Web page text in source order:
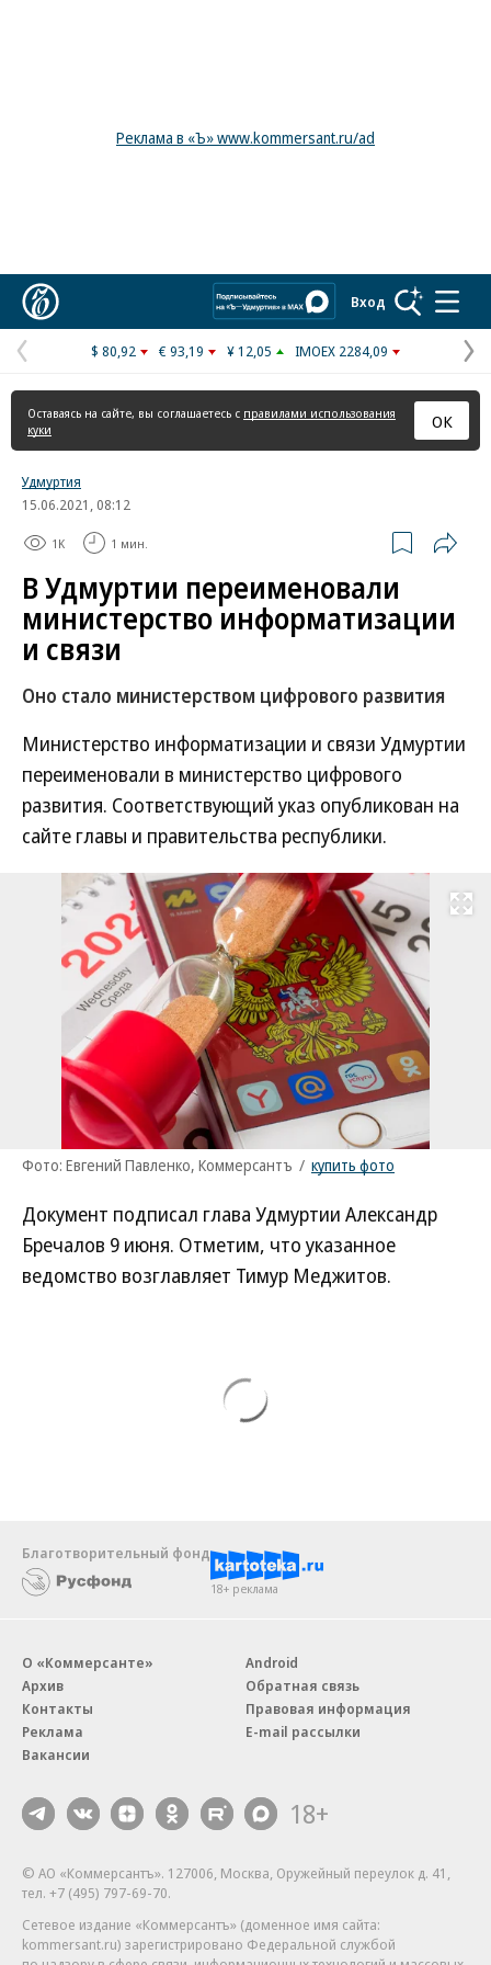
Реклама в «Ъ» www.kommersant.ru/ad
Вход
Предыдущая
страница
$ 80,92 € 93,19 ¥ 12,05 IMOEX 2284,09
Оставаясь на сайте, вы соглашаетесь с правилами использования
куки
ОК
Удмуртия
15.06.2021, 08:12
1K 1 мин.
В Удмуртии переименовали
министерство информатизации
и связи
Оно стало министерством цифрового развития
Министерство информатизации и связи Удмуртии
переименовали в министерство цифрового
развития. Соответствующий указ опубликован на
сайте главы и правительства республики.
Развернуть
Фото: Евгений Павленко, Коммерсантъ / купить фото
Документ подписал глава Удмуртии Александр
Бречалов 9 июня. Отметим, что указанное
ведомство возглавляет Тимур Меджитов.
Благотворительный фонд
18+ реклама
О «Коммерсанте»
Архив
Контакты
Реклама
Вакансии
Android
Обратная связь
Правовая информация
E-mail рассылки
18+
© АО «Коммерсантъ». 127006, Москва, Оружейный переулок д. 41,
тел. +7 (495) 797-69-70.
Сетевое издание «Коммерсантъ» (доменное имя сайта:
kommersant.ru) зарегистрировано Федеральной службой